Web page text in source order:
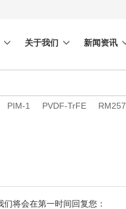
关于我们 新闻资讯
PIM-1 PVDF-TrFE RM257
将会在第一时间回复您：